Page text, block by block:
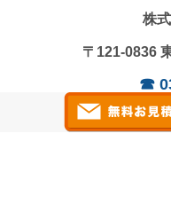
株
〒121-0836
☎
営業時間：